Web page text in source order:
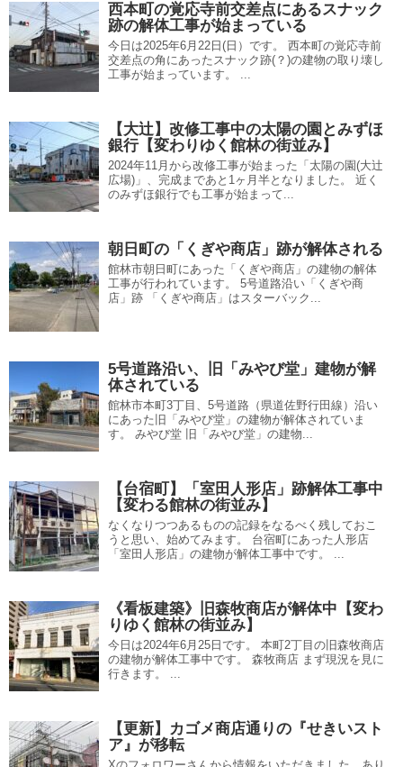
西本町の覚応寺前交差点にあるスナック
跡の解体工事が始まっている
今日は2025年6月22日(日）です。 西本町の覚応寺前
交差点の角にあったスナック跡(？)の建物の取り壊し
工事が始まっています。 ...
【大辻】改修工事中の太陽の園とみずほ
銀行【変わりゆく館林の街並み】
2024年11月から改修工事が始まった「太陽の園(大辻
広場)」、完成まであと1ヶ月半となりました。 近く
のみずほ銀行でも工事が始まって...
朝日町の「くぎや商店」跡が解体される
館林市朝日町にあった「くぎや商店」の建物の解体
工事が行われています。 5号道路沿い「くぎや商
店」跡 「くぎや商店」はスターバック...
5号道路沿い、旧「みやび堂」建物が解
体されている
館林市本町3丁目、5号道路（県道佐野行田線）沿い
にあった旧「みやび堂」の建物が解体されていま
す。 みやび堂 旧「みやび堂」の建物...
【台宿町】「室田人形店」跡解体工事中
【変わる館林の街並み】
なくなりつつあるものの記録をなるべく残しておこ
うと思い、始めてみます。 台宿町にあった人形店
「室田人形店」の建物が解体工事中です。 ...
《看板建築》旧森牧商店が解体中【変わ
りゆく館林の街並み】
今日は2024年6月25日です。 本町2丁目の旧森牧商店
の建物が解体工事中です。 森牧商店 まず現況を見に
行きます。 ...
【更新】カゴメ商店通りの『せきいスト
ア』が移転